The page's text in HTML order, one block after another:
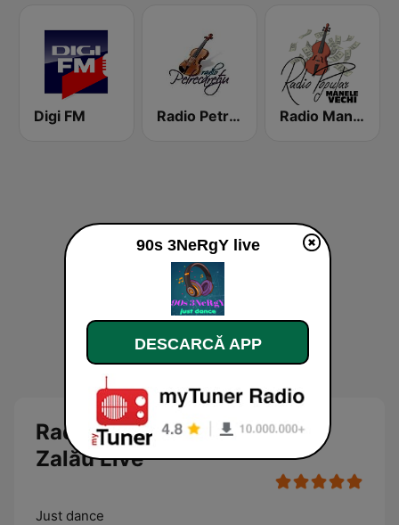
Digi FM Radio Petrecaretzu Radio Manele Vechi Romania
Radio 90s 3NeRgY Remix
Zalău Live
Just dance
90s 3NeRgY live
DESCARCĂ APP